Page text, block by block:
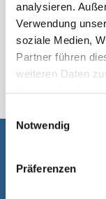
analysieren.
Verwendung
soziale Medien,
Partner führen
weiteren Daten
Notwendig
Präferenzen